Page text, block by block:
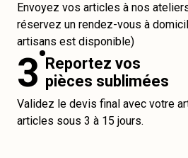
Envoyez vos articles à nos
réservez un rendez-vous à
artisans est disponible)
3 Reportez vos
pièces sublimées
Validez le devis final avec votre
articles sous 3 à 15 jours.